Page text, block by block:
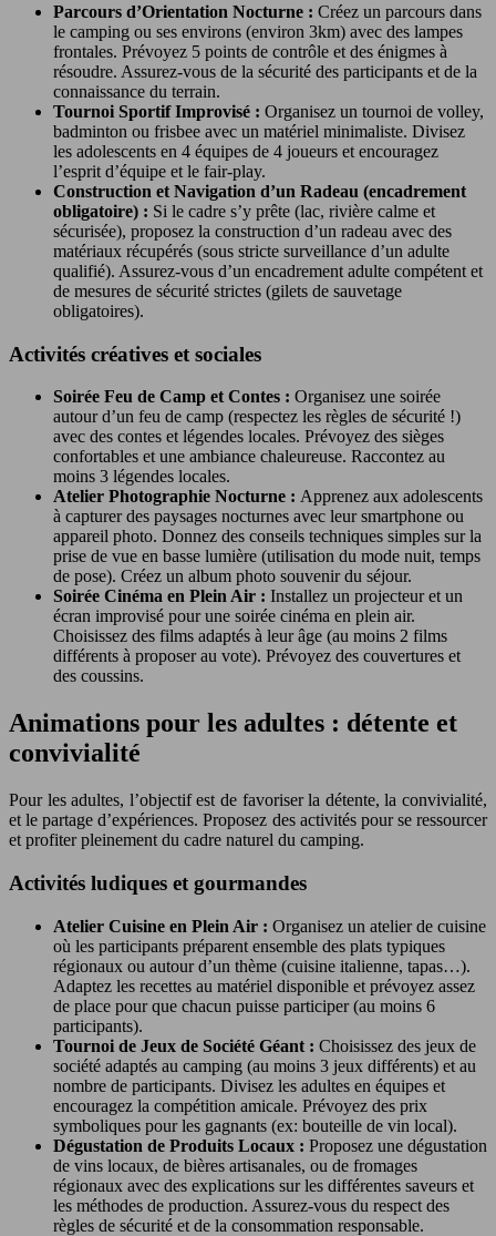
Parcours d’Orientation Nocturne : Créez un parcours dans
le camping ou ses environs (environ 3km) avec des lampes
frontales. Prévoyez 5 points de contrôle et des énigmes à
résoudre. Assurez-vous de la sécurité des participants et de la
connaissance du terrain.
Tournoi Sportif Improvisé : Organisez un tournoi de volley,
badminton ou frisbee avec un matériel minimaliste. Divisez
les adolescents en 4 équipes de 4 joueurs et encouragez
l’esprit d’équipe et le fair-play.
Construction et Navigation d’un Radeau (encadrement
obligatoire) : Si le cadre s’y prête (lac, rivière calme et
sécurisée), proposez la construction d’un radeau avec des
matériaux récupérés (sous stricte surveillance d’un adulte
qualifié). Assurez-vous d’un encadrement adulte compétent et
de mesures de sécurité strictes (gilets de sauvetage
obligatoires).
Activités créatives et sociales
Soirée Feu de Camp et Contes : Organisez une soirée
autour d’un feu de camp (respectez les règles de sécurité !)
avec des contes et légendes locales. Prévoyez des sièges
confortables et une ambiance chaleureuse. Raccontez au
moins 3 légendes locales.
Atelier Photographie Nocturne : Apprenez aux adolescents
à capturer des paysages nocturnes avec leur smartphone ou
appareil photo. Donnez des conseils techniques simples sur la
prise de vue en basse lumière (utilisation du mode nuit, temps
de pose). Créez un album photo souvenir du séjour.
Soirée Cinéma en Plein Air : Installez un projecteur et un
écran improvisé pour une soirée cinéma en plein air.
Choisissez des films adaptés à leur âge (au moins 2 films
différents à proposer au vote). Prévoyez des couvertures et
des coussins.
Animations pour les adultes : détente et
convivialité
Pour les adultes, l’objectif est de favoriser la détente, la convivialité,
et le partage d’expériences. Proposez des activités pour se ressourcer
et profiter pleinement du cadre naturel du camping.
Activités ludiques et gourmandes
Atelier Cuisine en Plein Air : Organisez un atelier de cuisine
où les participants préparent ensemble des plats typiques
régionaux ou autour d’un thème (cuisine italienne, tapas…).
Adaptez les recettes au matériel disponible et prévoyez assez
de place pour que chacun puisse participer (au moins 6
participants).
Tournoi de Jeux de Société Géant : Choisissez des jeux de
société adaptés au camping (au moins 3 jeux différents) et au
nombre de participants. Divisez les adultes en équipes et
encouragez la compétition amicale. Prévoyez des prix
symboliques pour les gagnants (ex: bouteille de vin local).
Dégustation de Produits Locaux : Proposez une dégustation
de vins locaux, de bières artisanales, ou de fromages
régionaux avec des explications sur les différentes saveurs et
les méthodes de production. Assurez-vous du respect des
règles de sécurité et de la consommation responsable.